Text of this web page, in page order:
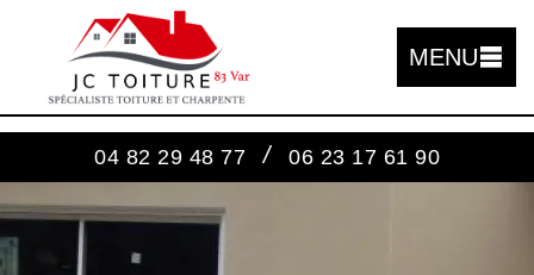
MENU
04 82 29 48 77 / 06 23 17 61 90